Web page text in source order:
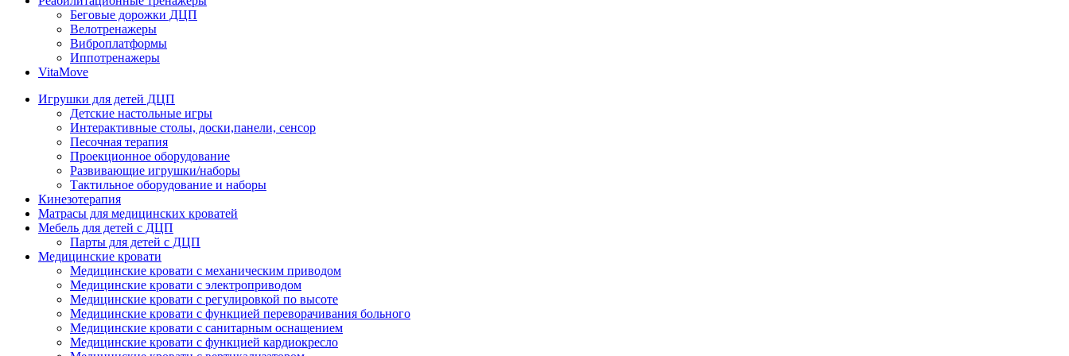
Беговые дорожки ДЦП
Велотренажеры
Виброплатформы
Иппотренажеры
VitaMove
Игрушки для детей ДЦП
Детские настольные игры
Интерактивные столы, доски,панели, сенсор
Песочная терапия
Проекционное оборудование
Развивающие игрушки/наборы
Тактильное оборудование и наборы
Кинезотерапия
Матрасы для медицинских кроватей
Мебель для детей с ДЦП
Парты для детей с ДЦП
Медицинские кровати
Медицинские кровати с механическим приводом
Медицинские кровати с электроприводом
Медицинские кровати с регулировкой по высоте
Медицинские кровати с функцией переворачивания больного
Медицинские кровати с санитарным оснащением
Медицинские кровати с функцией кардиокресло